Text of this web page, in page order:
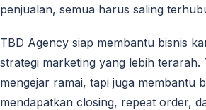
penjualan, semua harus saling
TBD Agency siap membantu bisnis
strategi marketing yang lebih terarah.
mengejar ramai, tapi juga membantu
mendapatkan closing, repeat order,